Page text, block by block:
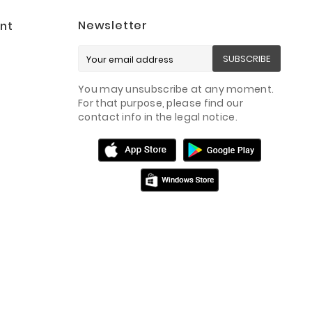
Newsletter
SUBSCRIBE
You may unsubscribe at any moment.
For that purpose, please find our
contact info in the legal notice.